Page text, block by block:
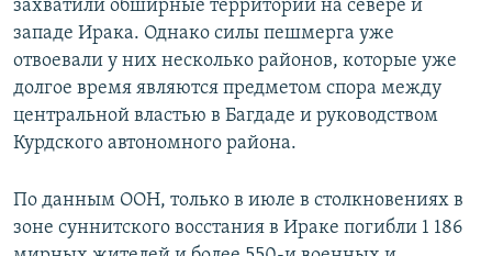
захватили обширные территории на севере и
западе Ирака. Однако силы пешмерга уже
отвоевали у них несколько районов, которые уже
долгое время являются предметом спора между
центральной властью в Багдаде и руководством
Курдского автономного района.
По данным ООН, только в июле в столкновениях в
зоне суннитского восстания в Ираке погибли 1 186